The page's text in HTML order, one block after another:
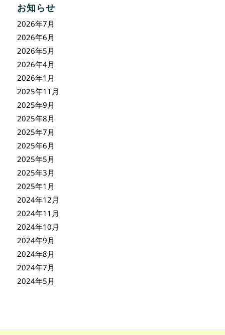
お知らせ
2026年7月
2026年6月
2026年5月
2026年4月
2026年1月
2025年11月
2025年9月
2025年8月
2025年7月
2025年6月
2025年5月
2025年3月
2025年1月
2024年12月
2024年11月
2024年10月
2024年9月
2024年8月
2024年7月
2024年5月